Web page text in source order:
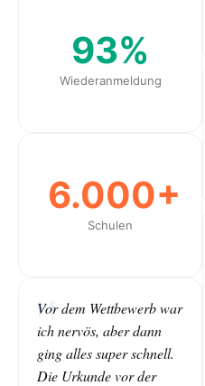
93%
Wiederanmeldung
6.000+
Schulen
Vor dem Wettbewerb war
ich nervös, aber dann
ging alles super schnell.
Die Urkunde vor der